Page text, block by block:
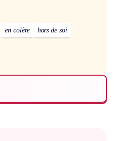
en colère hors de soi